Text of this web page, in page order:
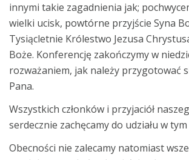
innymi takie zagadnienia jak;
wielki ucisk, powtórne przyjście Syna
Tysiącletnie Królestwo Jezusa
Boże. Konferencję zakończymy w
rozważaniem, jak należy przygotować
Pana.
Wszystkich członków i przyjaciół
serdecznie zachęcamy do udziału w
Obecności nie zalecamy natomiast